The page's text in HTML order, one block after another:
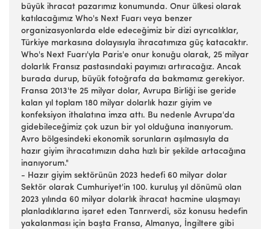
büyük ihracat pazarımız konumunda. Onur ülkesi olarak
katılacağımız Who's Next Fuarı veya benzer
organizasyonlarda elde edeceğimiz bir dizi ayrıcalıklar,
Türkiye markasına dolayısıyla ihracatımıza güç katacaktır.
Who's Next Fuarı'yla Paris'e onur konuğu olarak, 25 milyar
dolarlık Fransız pastasındaki payımızı artıracağız. Ancak
burada durup, büyük fotoğrafa da bakmamız gerekiyor.
Fransa 2013'te 25 milyar dolar, Avrupa Birliği ise geride
kalan yıl toplam 180 milyar dolarlık hazır giyim ve
konfeksiyon ithalatına imza attı. Bu nedenle Avrupa'da
gidebileceğimiz çok uzun bir yol olduğuna inanıyorum.
Avro bölgesindeki ekonomik sorunların aşılmasıyla da
hazır giyim ihracatımızın daha hızlı bir şekilde artacağına
inanıyorum."
- Hazır giyim sektörünün 2023 hedefi 60 milyar dolar
Sektör olarak Cumhuriyet'in 100. kuruluş yıl dönümü olan
2023 yılında 60 milyar dolarlık ihracat hacmine ulaşmayı
planladıklarına işaret eden Tanrıverdi, söz konusu hedefin
yakalanması için başta Fransa, Almanya, İngiltere gibi